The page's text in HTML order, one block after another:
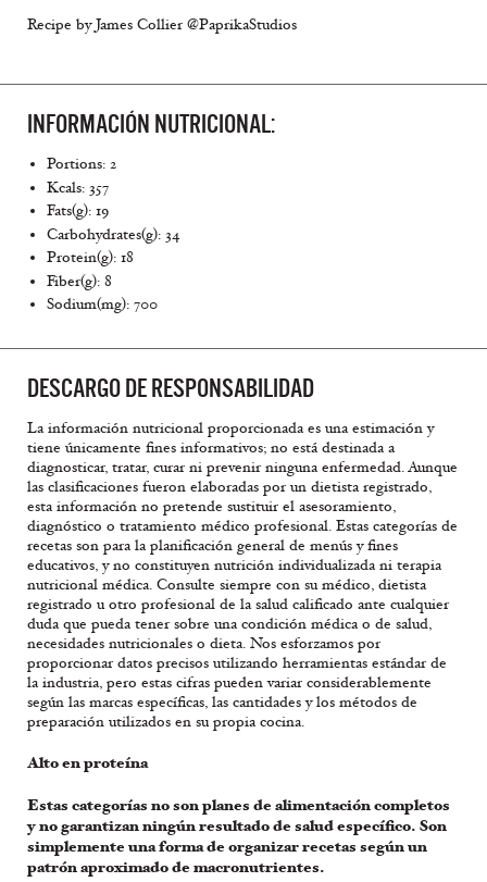
Recipe by James Collier @PaprikaStudios
INFORMACIÓN NUTRICIONAL:
Portions: 2
Kcals: 357
Fats(g): 19
Carbohydrates(g): 34
Protein(g): 18
Fiber(g): 8
Sodium(mg): 700
DESCARGO DE RESPONSABILIDAD
La información nutricional proporcionada es una estimación y
tiene únicamente fines informativos; no está destinada a
diagnosticar, tratar, curar ni prevenir ninguna enfermedad. Aunque
las clasificaciones fueron elaboradas por un dietista registrado,
esta información no pretende sustituir el asesoramiento,
diagnóstico o tratamiento médico profesional. Estas categorías de
recetas son para la planificación general de menús y fines
educativos, y no constituyen nutrición individualizada ni terapia
nutricional médica. Consulte siempre con su médico, dietista
registrado u otro profesional de la salud calificado ante cualquier
duda que pueda tener sobre una condición médica o de salud,
necesidades nutricionales o dieta. Nos esforzamos por
proporcionar datos precisos utilizando herramientas estándar de
la industria, pero estas cifras pueden variar considerablemente
según las marcas específicas, las cantidades y los métodos de
preparación utilizados en su propia cocina.
Alto en proteína
Estas categorías no son planes de alimentación completos
y no garantizan ningún resultado de salud específico. Son
simplemente una forma de organizar recetas según un
patrón aproximado de macronutrientes.